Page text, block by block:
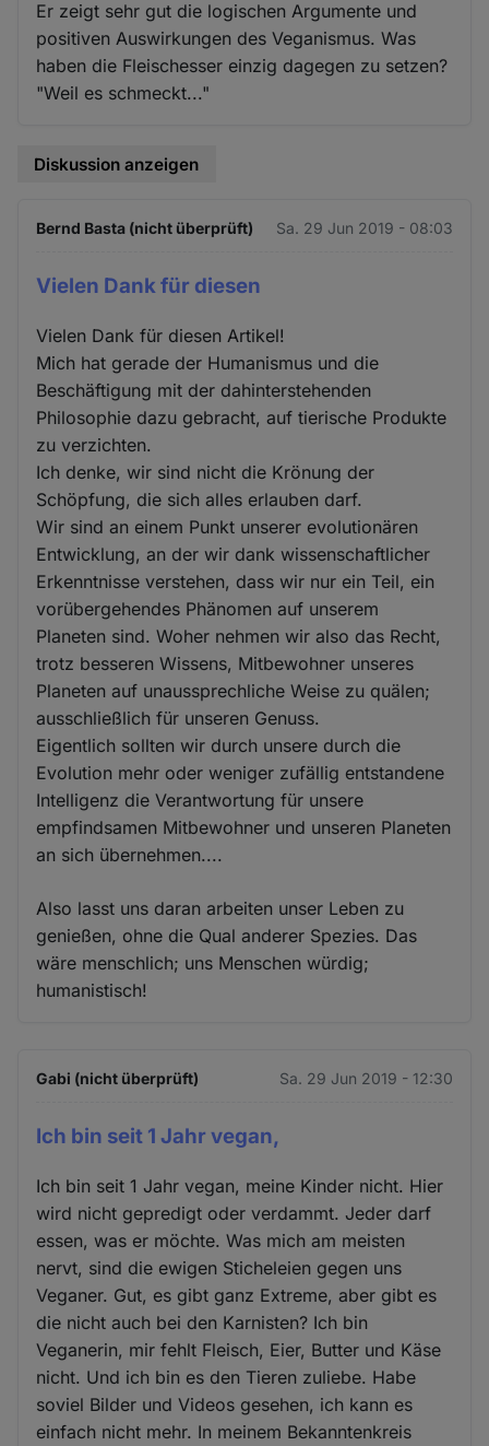
Er zeigt sehr gut die logischen Argumente und
positiven Auswirkungen des Veganismus. Was
haben die Fleischesser einzig dagegen zu setzen?
"Weil es schmeckt..."
Diskussion anzeigen
Bernd Basta (nicht überprüft) Sa. 29 Jun 2019 - 08:03
Vielen Dank für diesen
Vielen Dank für diesen Artikel!
Mich hat gerade der Humanismus und die
Beschäftigung mit der dahinterstehenden
Philosophie dazu gebracht, auf tierische Produkte
zu verzichten.
Ich denke, wir sind nicht die Krönung der
Schöpfung, die sich alles erlauben darf.
Wir sind an einem Punkt unserer evolutionären
Entwicklung, an der wir dank wissenschaftlicher
Erkenntnisse verstehen, dass wir nur ein Teil, ein
vorübergehendes Phänomen auf unserem
Planeten sind. Woher nehmen wir also das Recht,
trotz besseren Wissens, Mitbewohner unseres
Planeten auf unaussprechliche Weise zu quälen;
ausschließlich für unseren Genuss.
Eigentlich sollten wir durch unsere durch die
Evolution mehr oder weniger zufällig entstandene
Intelligenz die Verantwortung für unsere
empfindsamen Mitbewohner und unseren Planeten
an sich übernehmen....
Also lasst uns daran arbeiten unser Leben zu
genießen, ohne die Qual anderer Spezies. Das
wäre menschlich; uns Menschen würdig;
humanistisch!
Gabi (nicht überprüft) Sa. 29 Jun 2019 - 12:30
Ich bin seit 1 Jahr vegan,
Ich bin seit 1 Jahr vegan, meine Kinder nicht. Hier
wird nicht gepredigt oder verdammt. Jeder darf
essen, was er möchte. Was mich am meisten
nervt, sind die ewigen Sticheleien gegen uns
Veganer. Gut, es gibt ganz Extreme, aber gibt es
die nicht auch bei den Karnisten? Ich bin
Veganerin, mir fehlt Fleisch, Eier, Butter und Käse
nicht. Und ich bin es den Tieren zuliebe. Habe
soviel Bilder und Videos gesehen, ich kann es
einfach nicht mehr. In meinem Bekanntenkreis